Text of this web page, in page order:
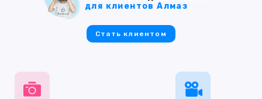
для клиентов Алмаз
Стать клиентом